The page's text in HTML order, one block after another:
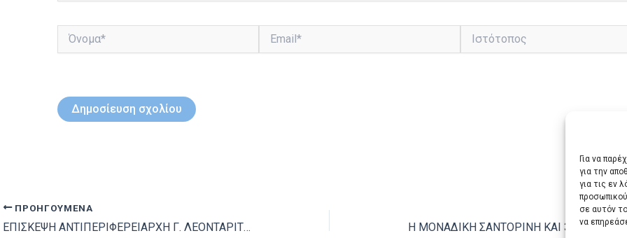
Για να
για την
για τις εν
σε αυτόν
να
Όνομα* Ιστότοπος
ΠΡΟΗΓΟΎΜΕΝΑ
ΕΠΙΣΚΕΨΗ ΑΝΤΙΠΕΡΙΦΕΡΕΙΑΡΧΗ Γ. ΛΕΟΝΤΑΡΙΤΗ ΣΤΗ ΣΑΝΤΟΡΙΝΗ